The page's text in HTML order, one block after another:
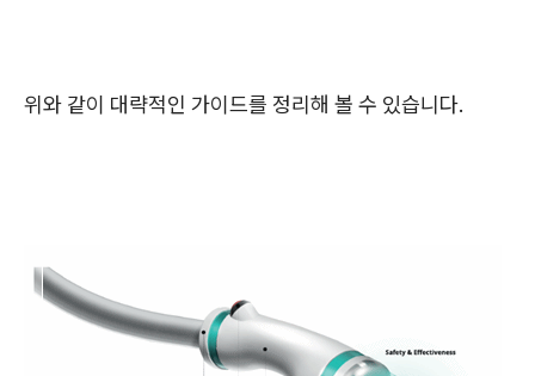
위와 같이 대략적인 가이드를 정리해 볼 수 있습니다.